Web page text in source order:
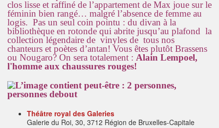
clos lisse et raffiné de l’appartement de Max joue sur le
féminin bien rangé… malgré l’absence de femme au
logis. Pas un seul coin pointu : du divan à la
bibliothèque en rotonde qui abrite jusqu’au plafond la
collection légendaire de vinyles de tous nos
chanteurs et poètes d’antan! Vous êtes plutôt Brassens
ou Nougaro? On sera totalement : Alain Lempoel,
l'homme aux chaussures rouges!
Théâtre royal des Galeries
Galerie du Roi, 30, 3712 Région de Bruxelles-Capitale